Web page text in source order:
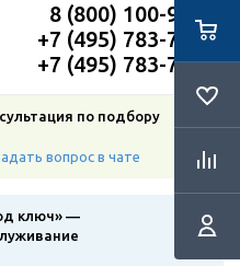
8 (800) 100-91-12
+7 (495) 783-72-87
+7 (495) 783-72-87
по подбору
вопрос в чате
ключ» —